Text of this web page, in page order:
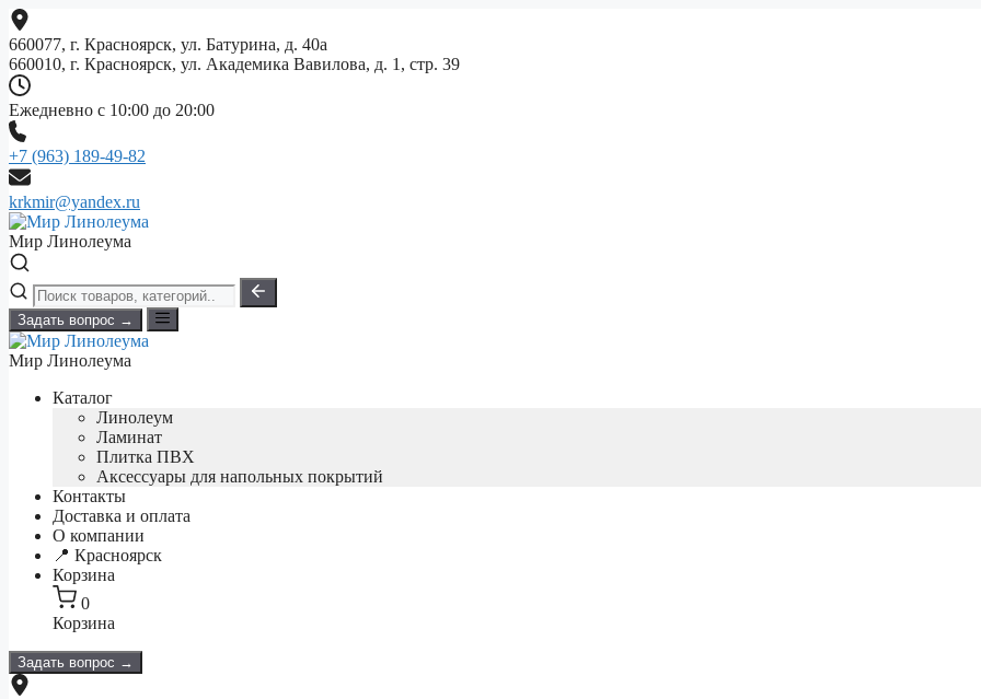
Перейти
к
содержимому
660077, г. Красноярск, ул. Батурина, д. 40а
660010, г. Красноярск, ул. Академика Вавилова, д. 1, стр. 39
Ежедневно с 10:00 до 20:00
+7 (963) 189-49-82
krkmir@yandex.ru
Мир Линолеума
Задать вопрос →
Мир Линолеума
Каталог
Линолеум
Ламинат
Плитка ПВХ
Аксессуары для напольных покрытий
Контакты
Доставка и оплата
О компании
📍 Красноярск
Корзина
0
Корзина
Задать вопрос →